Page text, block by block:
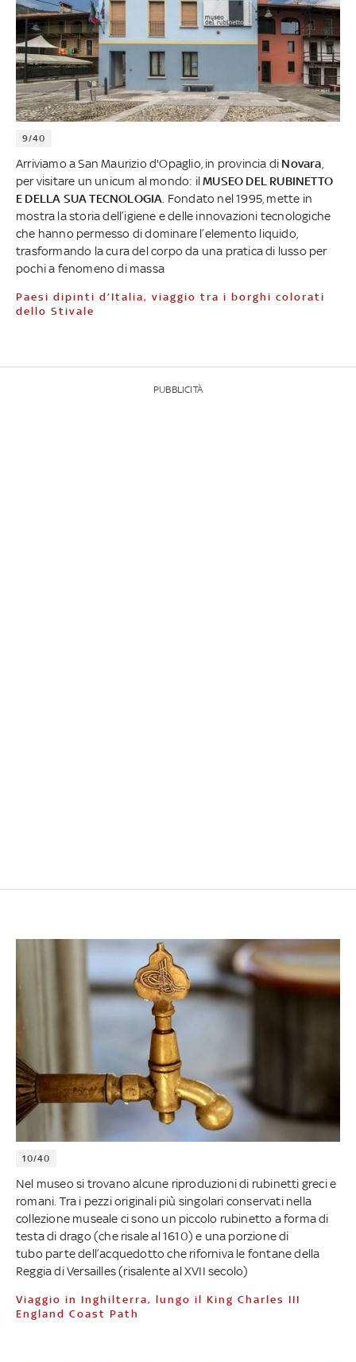
9/40
Arriviamo a San Maurizio d'Opaglio, in provincia di Novara,
per visitare un unicum al mondo: ilMUSEO DEL RUBINETTO
E DELLA SUA TECNOLOGIA. Fondato nel 1995, mette in
mostra la storia dell’igiene e delle innovazioni tecnologiche
che hanno permesso di dominare l’elemento liquido,
trasformando la cura del corpo da una pratica di lusso per
pochi a fenomeno di massa
Paesi dipinti d’Italia, viaggio tra i borghi colorati
dello Stivale
PUBBLICITÀ
10/40
Nel museo si trovano alcune riproduzioni di rubinetti greci e
romani. Tra i pezzi originali più singolari conservati nella
collezione museale ci sono un piccolo rubinetto a forma di
testa di drago (che risale al 1610) e una porzione di
tubo parte dell’acquedotto che riforniva le fontane della
Reggia di Versailles (risalente al XVII secolo)
Viaggio in Inghilterra, lungo il King Charles III
England Coast Path